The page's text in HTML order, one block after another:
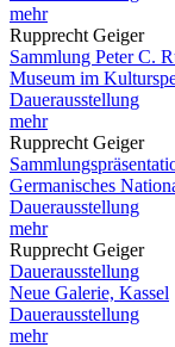
mehr
Rupprecht Geiger
Sammlung Peter C.
Museum im
Dauerausstellung
mehr
Rupprecht Geiger
Germanisches
Dauerausstellung
mehr
Rupprecht Geiger
Dauerausstellung
Neue Galerie, Kassel
Dauerausstellung
mehr